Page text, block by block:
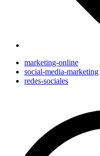
marketing-online
social-media-marketing
redes-sociales